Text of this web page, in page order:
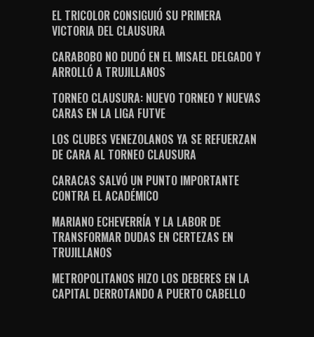
EL TRICOLOR CONSIGUIÓ SU PRIMERA
VICTORIA DEL CLAUSURA
CARABOBO NO DUDÓ EN EL MISAEL DELGADO Y
ARROLLÓ A TRUJILLANOS
TORNEO CLAUSURA: NUEVO TORNEO Y NUEVAS
CARAS EN LA LIGA FUTVE
LOS CLUBES VENEZOLANOS YA SE REFUERZAN
DE CARA AL TORNEO CLAUSURA
CARACAS SALVÓ UN PUNTO IMPORTANTE
CONTRA EL ACADÉMICO
MARIANO ECHEVERRÍA Y LA LABOR DE
TRANSFORMAR DUDAS EN CERTEZAS EN
TRUJILLANOS
METROPOLITANOS HIZO LOS DEBERES EN LA
CAPITAL DERROTANDO A PUERTO CABELLO